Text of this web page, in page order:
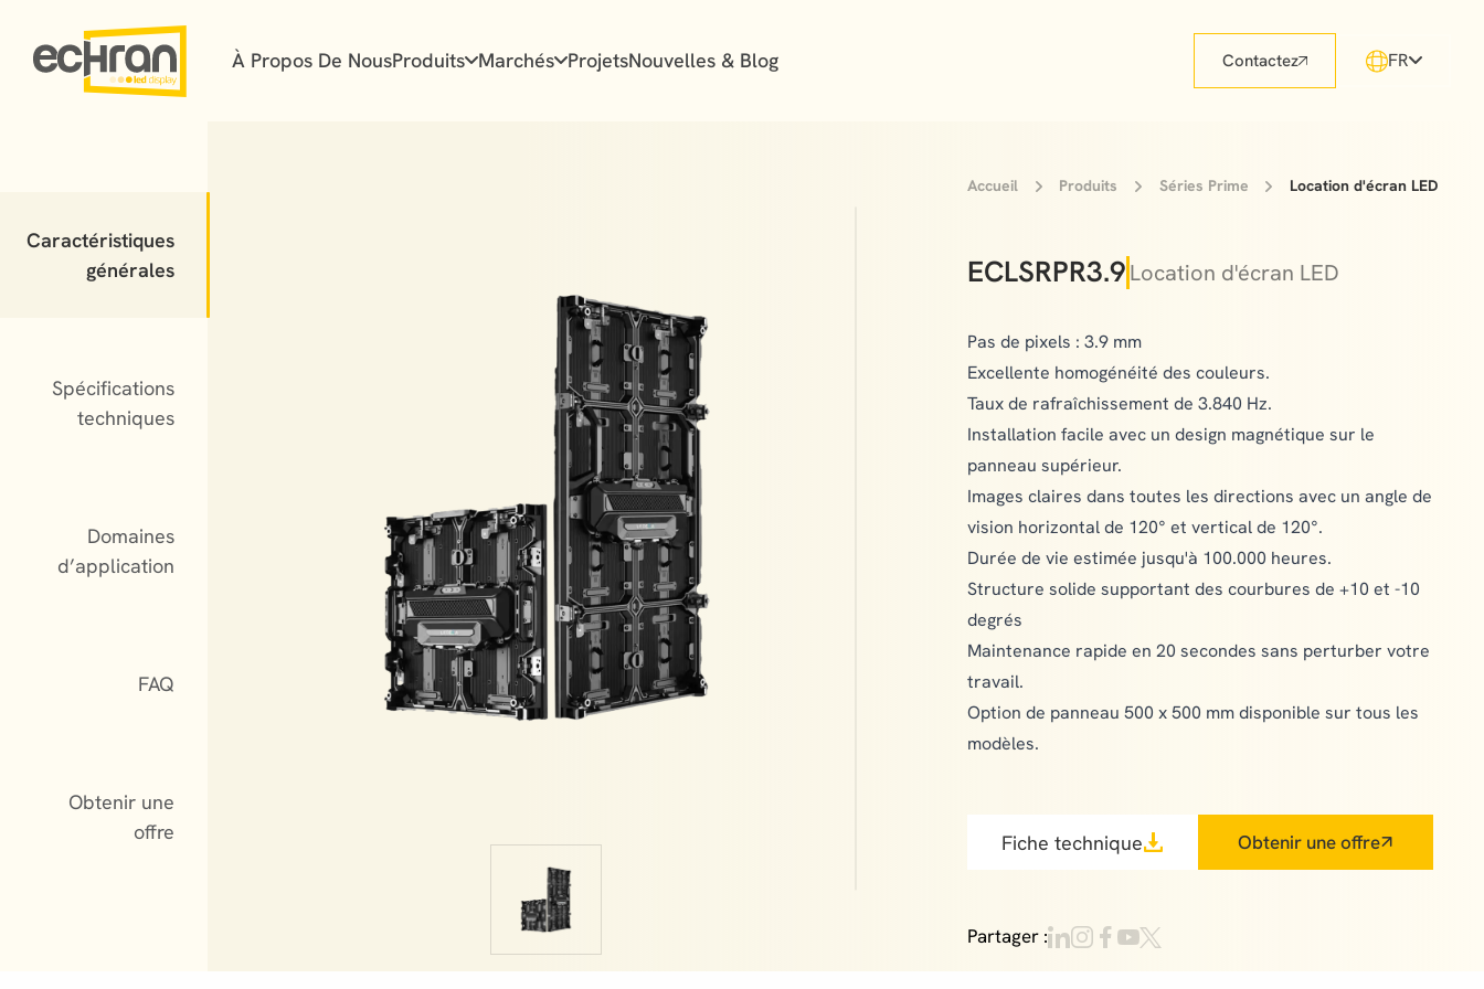
À Propos De NousProduits Marchés ProjetsNouvelles & Blog FR
Contactez
Caractéristiques
générales
Spécifications
techniques
Domaines
d’application
FAQ
Obtenir une
offre
Accueil Produits Séries Prime Location d'écran LED
ECLSRPR3.9Location d'écran LED
Pas de pixels : 3.9 mm
Excellente homogénéité des couleurs.
Taux de rafraîchissement de 3.840 Hz.
Installation facile avec un design magnétique sur le
panneau supérieur.
Images claires dans toutes les directions avec un angle de
vision horizontal de 120° et vertical de 120°.
Durée de vie estimée jusqu'à 100.000 heures.
Structure solide supportant des courbures de +10 et -10
degrés
Maintenance rapide en 20 secondes sans perturber votre
travail.
Option de panneau 500 x 500 mm disponible sur tous les
modèles.
Fiche technique Obtenir une offre
Partager :